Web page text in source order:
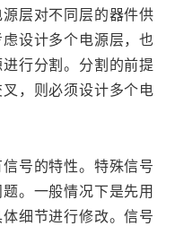
层对不同层的器件供
设计多个电源层，也
行分割。分割的前提
，则必须设计多个电
号的特性。特殊信号
。一般情况下是先用
细节进行修改。信号